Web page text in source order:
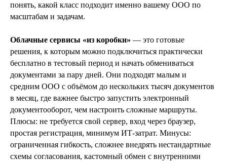
понять, какой класс подходит именно вашему ООО по
масштабам и задачам.
Облачные сервисы «из коробки» — это готовые
решения, к которым можно подключиться практически
бесплатно в тестовый период и начать обмениваться
документами за пару дней. Они подходят малым и
средним ООО с объёмом до нескольких тысяч документов
в месяц, где важнее быстро запустить электронный
документооборот, чем настроить сложные маршруты.
Плюсы: не требуется свой сервер, вход через браузер,
простая регистрация, минимум ИТ‑затрат. Минусы:
ограниченная гибкость, сложнее внедрять нестандартные
схемы согласования, кастомный обмен с внутренними